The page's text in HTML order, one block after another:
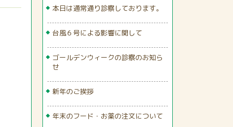
本日は通常通り診察しております。
台風６号による影響に関して
ゴールデンウィークの診察のお知ら
せ
新年のご挨拶
年末のフード・お薬の注文について